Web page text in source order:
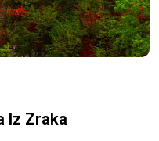
Iz Zraka